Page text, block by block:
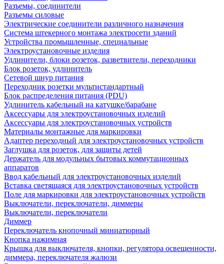
Разъемы, соединители
Разъемы силовые
Электрические соединители различного назначения
Система штекерного монтажа электросети зданий
Устройства промышленные, специальные
Электроустановочные изделия
Удлинители, блоки розеток, разветвители, переходники
Блок розеток, удлинитель
Сетевой шнур питания
Переходник розетки мультистандартный
Блок распределения питания (PDU)
Удлинитель кабельный на катушке/барабане
Аксессуары для электроустановочных изделий
Аксессуары для электроустановочных устройств
Материалы монтажные для маркировки
Адаптер переходный для электроустановочных устройств
Заглушка для розеток, для защиты детей
Держатель для модульных бытовых коммутационных
аппаратов
Ввод кабельный для электроустановочных изделий
Вставка светящаяся для электроустановочных устройств
Поле для маркировки для электроустановочных устройств
Выключатели, переключатели, диммеры
Выключатели, переключатели
Диммер
Переключатель кнопочный миниатюрный
Кнопка нажимная
Крышка для выключателя, кнопки, регулятора освещенности,
диммера, переключателя жалюзи